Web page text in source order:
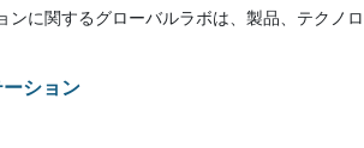
ンに関するグローバルラボは、製品、テクノ
ション